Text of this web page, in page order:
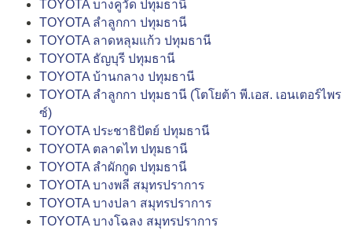
TOYOTA บางคูวัด ปทุมธานี
TOYOTA ลำลูกกา ปทุมธานี
TOYOTA ลาดหลุมแก้ว ปทุมธานี
TOYOTA ธัญบุรี ปทุมธานี
TOYOTA บ้านกลาง ปทุมธานี
TOYOTA ลำลูกกา ปทุมธานี (โตโยต้า พี.เอส. เอนเตอร์ไพร
ซ์)
TOYOTA ประชาธิปัตย์ ปทุมธานี
TOYOTA ตลาดไท ปทุมธานี
TOYOTA ลำผักกูด ปทุมธานี
TOYOTA บางพลี สมุทรปราการ
TOYOTA บางปลา สมุทรปราการ
TOYOTA บางโฉลง สมุทรปราการ